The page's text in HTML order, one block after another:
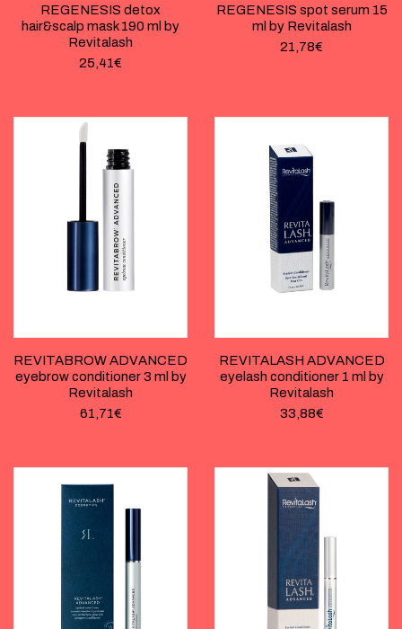
REGENESIS detox
hair&scalp mask 190 ml by
Revitalash
25,41€
REGENESIS spot serum 15
ml by Revitalash
21,78€
REVITABROW ADVANCED
eyebrow conditioner 3 ml by
Revitalash
61,71€
REVITALASH ADVANCED
eyelash conditioner 1 ml by
Revitalash
33,88€